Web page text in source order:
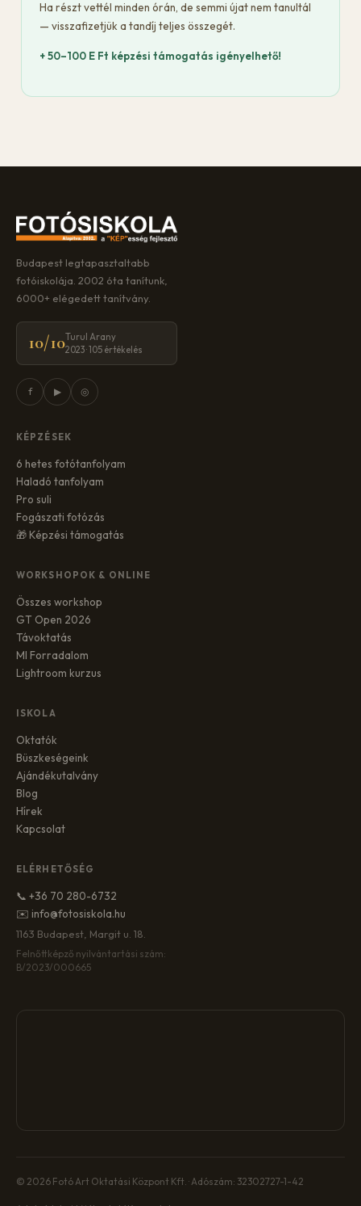
Ha részt vettél minden órán, de semmi újat nem tanultál
— visszafizetjük a tandíj teljes összegét.
+ 50–100 E Ft képzési támogatás igényelhető!
Budapest legtapasztaltabb
fotóiskolája. 2002 óta tanítunk,
6000+ elégedett tanítvány.
10/10Turul Arany
2023 · 105 értékelés
f ▶ ◎
KÉPZÉSEK
6 hetes fotótanfolyam
Haladó tanfolyam
Pro suli
Fogászati fotózás
🎁 Képzési támogatás
WORKSHOPOK & ONLINE
Összes workshop
GT Open 2026
Távoktatás
MI Forradalom
Lightroom kurzus
ISKOLA
Oktatók
Büszkeségeink
Ajándékutalvány
Blog
Hírek
Kapcsolat
ELÉRHETŐSÉG
📞 +36 70 280-6732
✉️ info@fotosiskola.hu
1163 Budapest, Margit u. 18.
Felnőttképző nyilvántartási szám:
B/2023/000665
© 2026 Fotó Art Oktatási Központ Kft. · Adószám: 32302727-1-42